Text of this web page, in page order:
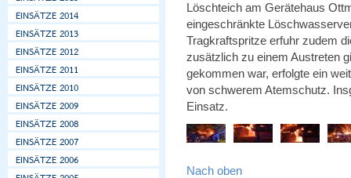
Löschteich am Gerätehaus
eingeschränkte
Tragkraftspritze erfuhr zudem
zusätzlich zu einem Austreten
gekommen war, erfolgte ein
von schwerem Atemschutz.
Einsatz.
Nach oben